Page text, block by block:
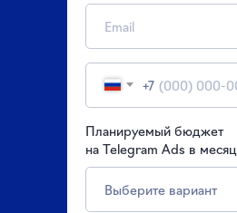
+7
Планируемый бюджет
на Telegram Ads в месяц